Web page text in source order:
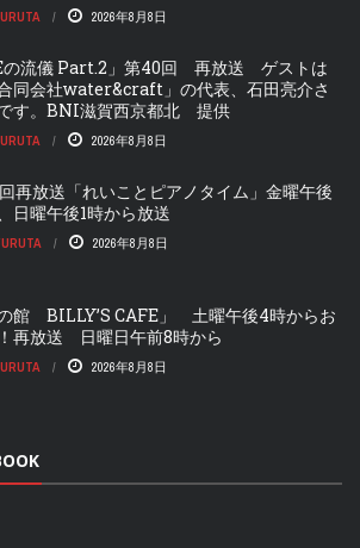
2026年8月8日
の流儀 Part.2」第40回 再放送 ゲストは
合同会社water&craft」の代表、石田亮介さ
す。BNI滋賀西京都北 提供
2026年8月8日
再放送「れいことピアノタイム」金曜午後
日曜午後1時から放送
2026年8月8日
館 BILLY’S CAFE」 土曜午後4時からお
再放送 日曜日午前8時から
2026年8月8日